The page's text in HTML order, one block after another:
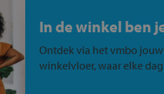
In de winkel ben
Ontdek via het vmbo
winkelvloer, waar elke dag